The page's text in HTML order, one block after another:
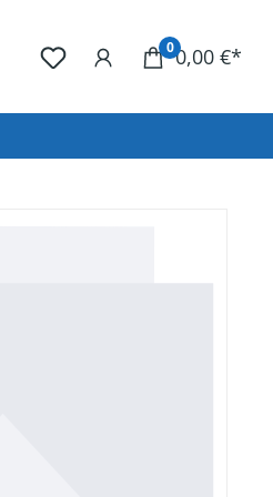
00,00 €*